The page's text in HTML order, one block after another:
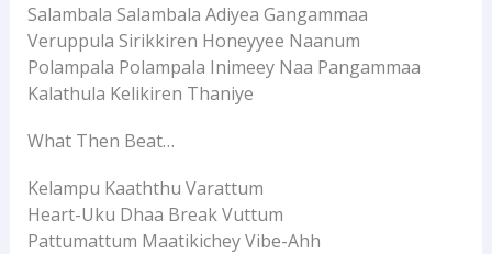
Salambala Salambala Adiyea Gangammaa
Veruppula Sirikkiren Honeyyee Naanum
Polampala Polampala Inimeey Naa Pangammaa
Kalathula Kelikiren Thaniye
What Then Beat…
Kelampu Kaaththu Varattum
Heart-Uku Dhaa Break Vuttum
Pattumattum Maatikichey Vibe-Ahh